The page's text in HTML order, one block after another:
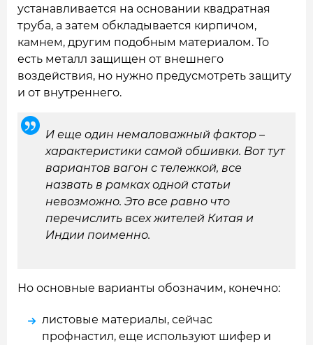
устанавливается на основании квадратная
труба, а затем обкладывается кирпичом,
камнем, другим подобным материалом. То
есть металл защищен от внешнего
воздействия, но нужно предусмотреть защиту
и от внутреннего.
И еще один немаловажный фактор –
характеристики самой обшивки. Вот тут
вариантов вагон с тележкой, все
назвать в рамках одной статьи
невозможно. Это все равно что
перечислить всех жителей Китая и
Индии поименно.
Но основные варианты обозначим, конечно:
листовые материалы, сейчас
профнастил, еще используют шифер и